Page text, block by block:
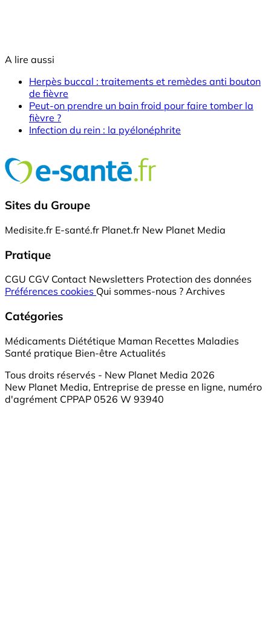
A lire aussi
Herpès buccal : traitements et remèdes anti bouton
de fièvre
Peut-on prendre un bain froid pour faire tomber la
fièvre ?
Infection du rein : la pyélonéphrite
Sites du Groupe
Medisite.fr E-santé.fr Planet.fr New Planet Media
Pratique
CGU CGV Contact Newsletters Protection des données
Préférences cookies Qui sommes-nous ? Archives
Catégories
Médicaments Diététique Maman Recettes Maladies
Santé pratique Bien-être Actualités
Tous droits réservés - New Planet Media 2026
New Planet Media, Entreprise de presse en ligne, numéro
d'agrément CPPAP 0526 W 93940